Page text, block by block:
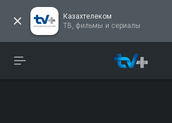
Казахтелеком
ТВ, фильмы и сериалы